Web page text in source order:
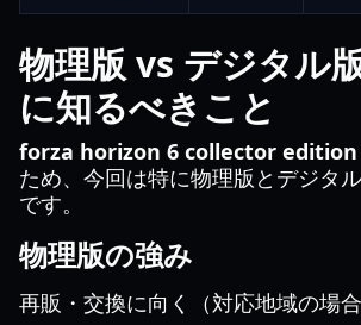
物理版 vs デジタル
に知るべきこと
forza horizon 6 collector edition
ため、今回は特に物理版とデジタ
です。
物理版の強み
再販・交換に向く（対応地域の場合